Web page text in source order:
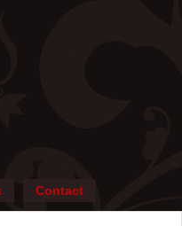
Contact